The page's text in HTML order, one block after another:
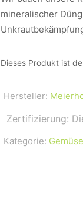
mineralischer
Dieses Produkt ist
Hersteller:
Zertifizierung:
Kategorie: Gemüse